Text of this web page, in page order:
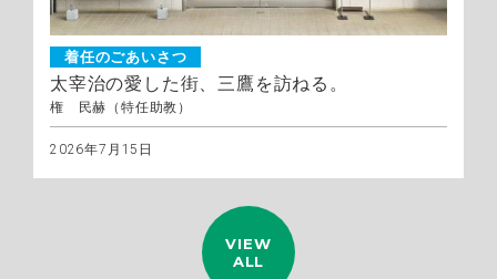
着任のごあいさつ
太宰治の愛した街、三鷹を訪ねる。
権 民赫（特任助教）
2026年7月15日
VIEW
ALL